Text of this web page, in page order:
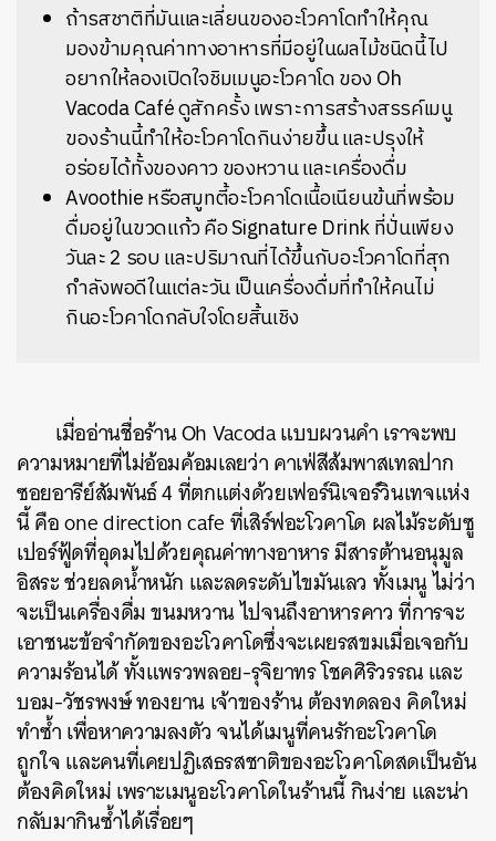
ถ้ารสชาติที่มันและเลี่ยนของอะโวคาโดทำให้คุณ
มองข้ามคุณค่าทางอาหารที่มีอยู่ในผลไม้ชนิดนี้ไป
อยากให้ลองเปิดใจชิมเมนูอะโวคาโด ของ Oh
Vacoda Café ดูสักครั้ง เพราะการสร้างสรรค์เมนู
ของร้านนี้ทำให้อะโวคาโดกินง่ายขึ้น และปรุงให้
อร่อยได้ทั้งของคาว ของหวาน และเครื่องดื่ม
Avoothie หรือสมูทตี้อะโวคาโดเนื้อเนียนข้นที่พร้อม
ดื่มอยู่ในขวดแก้ว คือ Signature Drink ที่ปั่นเพียง
วันละ 2 รอบ และปริมาณที่ได้ขึ้นกับอะโวคาโดที่สุก
กำลังพอดีในแต่ละวัน เป็นเครื่องดื่มที่ทำให้คนไม่
กินอะโวคาโดกลับใจโดยสิ้นเชิง
เมื่ออ่านชื่อร้าน Oh Vacoda แบบผวนคำ เราจะพบ
ความหมายที่ไม่อ้อมค้อมเลยว่า คาเฟ่สีส้มพาสเทลปาก
ซอยอารีย์สัมพันธ์ 4 ที่ตกแต่งด้วยเฟอร์นิเจอร์วินเทจแห่ง
นี้ คือ one direction cafe ที่เสิร์ฟอะโวคาโด ผลไม้ระดับซู
เปอร์ฟู้ดที่อุดมไปด้วยคุณค่าทางอาหาร มีสารต้านอนุมูล
อิสระ ช่วยลดน้ำหนัก และลดระดับไขมันเลว ทั้งเมนู ไม่ว่า
จะเป็นเครื่องดื่ม ขนมหวาน ไปจนถึงอาหารคาว ที่การจะ
เอาชนะข้อจำกัดของอะโวคาโดซึ่งจะเผยรสขมเมื่อเจอกับ
ความร้อนได้ ทั้งแพรวพลอย-รุจิยาทร โชคศิริวรรณ และ
บอม-วัชรพงษ์ ทองยาน เจ้าของร้าน ต้องทดลอง คิดใหม่
ทำซ้ำ เพื่อหาความลงตัว จนได้เมนูที่คนรักอะโวคาโด
ถูกใจ และคนที่เคยปฏิเสธรสชาติของอะโวคาโดสดเป็นอัน
ต้องคิดใหม่ เพราะเมนูอะโวคาโดในร้านนี้ กินง่าย และน่า
กลับมากินซ้ำได้เรื่อยๆ